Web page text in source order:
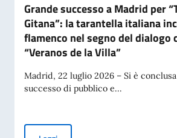
Grande successo a Madrid per
Gitana”: la tarantella italiana
flamenco nel segno del dialogo
“Veranos de la Villa”
Madrid, 22 luglio 2026 – Si è
successo di pubblico e...